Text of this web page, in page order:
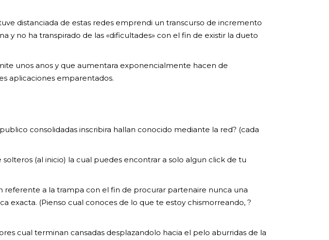
distanciada de estas redes emprendi un transcurso de incremento
no ha transpirado de las «dificultades» con el fin de existir la dueto
unos anos y que aumentara exponencialmente hacen de
aplicaciones emparentados.
consolidadas inscribira hallan conocido mediante la red? (cada
(al inicio) la cual puedes encontrar a solo algun click de tu
referente a la trampa con el fin de procurar partenaire nunca una
exacta. (Pienso cual conoces de lo que te estoy chismorreando, ?
cual terminan cansadas desplazandolo hacia el pelo aburridas de la